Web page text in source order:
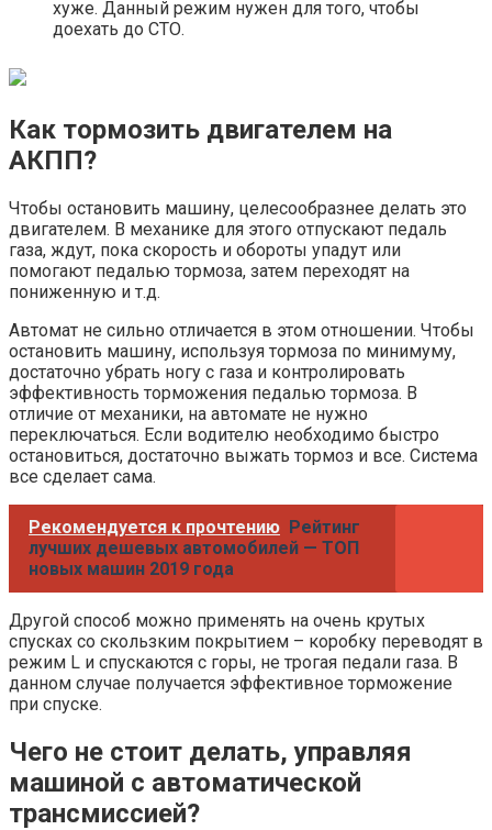
хуже. Данный режим нужен для того, чтобы
доехать до СТО.
Как тормозить двигателем на
АКПП?
Чтобы остановить машину, целесообразнее делать это
двигателем. В механике для этого отпускают педаль
газа, ждут, пока скорость и обороты упадут или
помогают педалью тормоза, затем переходят на
пониженную и т.д.
Автомат не сильно отличается в этом отношении. Чтобы
остановить машину, используя тормоза по минимуму,
достаточно убрать ногу с газа и контролировать
эффективность торможения педалью тормоза. В
отличие от механики, на автомате не нужно
переключаться. Если водителю необходимо быстро
остановиться, достаточно выжать тормоз и все. Система
все сделает сама.
Рекомендуется к прочтению Рейтинг
лучших дешевых автомобилей — ТОП
новых машин 2019 года
Другой способ можно применять на очень крутых
спусках со скользким покрытием – коробку переводят в
режим L и спускаются с горы, не трогая педали газа. В
данном случае получается эффективное торможение
при спуске.
Чего не стоит делать, управляя
машиной с автоматической
трансмиссией?